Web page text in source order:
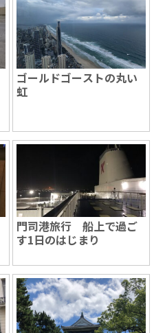
ゴールドゴーストの丸い
虹
門司港旅行 船上で過ご
す1日のはじまり